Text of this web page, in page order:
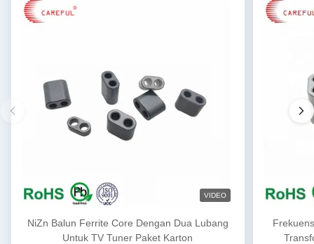
VIDEO
NiZn Balun Ferrite Core Dengan Dua Lubang
Untuk TV Tuner Paket Karton